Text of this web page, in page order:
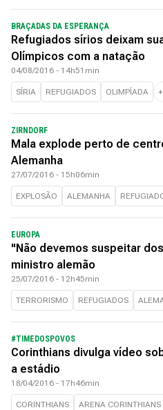
BRAÇADAS DA ESPERANÇA
Refugiados sírios deixam
Olímpicos com a natação
04/08/2016 - 14h51min
SÍRIA REFUGIADOS OLIMPÍADA +
ZIRNDORF
Mala explode perto de
Alemanha
27/07/2016 - 15h06min
EXPLOSÃO ALEMANHA
EUROPA
"Não devemos suspeitar
ministro alemão
25/07/2016 - 12h45min
TERRORISMO REFUGIADOS
#TIMEDOSPOVOS
Corinthians divulga vídeo
a estádio
18/04/2016 - 17h46min
CORINTHIANS ARENA CORINTHIANS